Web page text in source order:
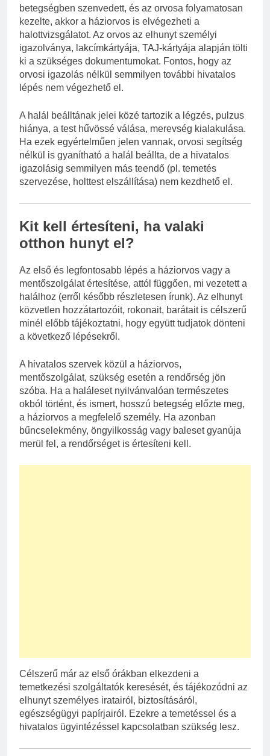
betegségben szenvedett, és az orvosa folyamatosan
kezelte, akkor a háziorvos is elvégezheti a
halottvizsgálatot. Az orvos az elhunyt személyi
igazolványa, lakcímkártyája, TAJ-kártyája alapján tölti
ki a szükséges dokumentumokat. Fontos, hogy az
orvosi igazolás nélkül semmilyen további hivatalos
lépés nem végezhető el.
A halál beálltának jelei közé tartozik a légzés, pulzus
hiánya, a test hűvössé válása, merevség kialakulása.
Ha ezek egyértelműen jelen vannak, orvosi segítség
nélkül is gyanítható a halál beállta, de a hivatalos
igazolásig semmilyen más teendő (pl. temetés
szervezése, holttest elszállítása) nem kezdhető el.
Kit kell értesíteni, ha valaki
otthon hunyt el?
Az első és legfontosabb lépés a háziorvos vagy a
mentőszolgálat értesítése, attól függően, mi vezetett a
halálhoz (erről később részletesen írunk). Az elhunyt
közvetlen hozzátartozóit, rokonait, barátait is célszerű
minél előbb tájékoztatni, hogy együtt tudjatok dönteni
a következő lépésekről.
A hivatalos szervek közül a háziorvos,
mentőszolgálat, szükség esetén a rendőrség jön
szóba. Ha a haláleset nyilvánvalóan természetes
okból történt, és ismert, hosszú betegség előzte meg,
a háziorvos a megfelelő személy. Ha azonban
bűncselekmény, öngyilkosság vagy baleset gyanúja
merül fel, a rendőrséget is értesíteni kell.
Célszerű már az első órákban elkezdeni a
temetkezési szolgáltatók keresését, és tájékozódni az
elhunyt személyes iratairól, biztosításáról,
egészségügyi papírjairól. Ezekre a temetéssel és a
hivatalos ügyintézéssel kapcsolatban szükség lesz.